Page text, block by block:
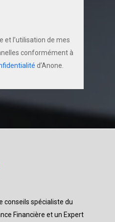
et l’utilisation de mes
conformément à
d’Anone.
conseils spécialiste du
Financière et un Expert